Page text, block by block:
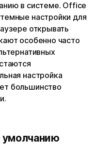
в системе. Office
настройки для
открывать
особенно часто
настройка
большинство
умолчанию